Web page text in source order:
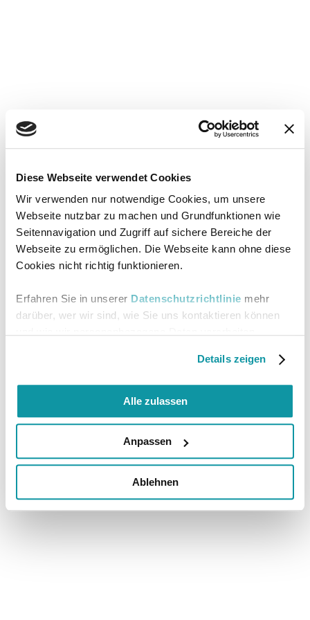
Diese Webseite verwendet Cookies
Wir verwenden nur notwendige Cookies, um unsere
Webseite nutzbar zu machen und Grundfunktionen wie
Seitennavigation und Zugriff auf sichere Bereiche der
Webseite zu ermöglichen. Die Webseite kann ohne diese
Cookies nicht richtig funktionieren.
Erfahren Sie in unserer Datenschutzrichtlinie mehr
darüber, wer wir sind, wie Sie uns kontaktieren können
Details zeigen
Alle zulassen
Anpassen
Ablehnen